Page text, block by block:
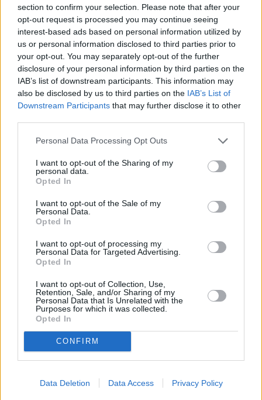
section to confirm your selection. Please note that after your
opt-out request is processed you may continue seeing
interest-based ads based on personal information utilized by
us or personal information disclosed to third parties prior to
your opt-out. You may separately opt-out of the further
disclosure of your personal information by third parties on the
IAB’s list of downstream participants. This information may
also be disclosed by us to third parties on the IAB’s List of
Downstream Participants that may further disclose it to other
Personal Data Processing Opt Outs
I want to opt-out of the Sharing of my
personal data.
Opted In
I want to opt-out of the Sale of my
Personal Data.
Opted In
I want to opt-out of processing my
Personal Data for Targeted Advertising.
Opted In
I want to opt-out of Collection, Use,
Retention, Sale, and/or Sharing of my
Personal Data that Is Unrelated with the
Purposes for which it was collected.
Opted In
CONFIRM
Data Deletion Data Access Privacy Policy
Escribir un comentario
Nombre
(requerido)
PUBLICIDAD
Lo más leído
Bustamante,